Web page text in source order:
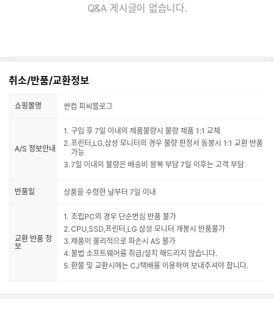
Q&A 게시글이 없습니다.
취소/반품/교환정보
쇼핑몰명 싼컴 피씨블로그
A/S 정보안내
구입 후 7일 이내의 제품불량시 불량 제품 1:1 교체
프린터,LG,삼성 모니터의 경우 불량 판정서 동봉시 1:1 교환 반품
가능
7일 이내의 불량은 배송비 왕복 부담 7일 이후는 고객 부담
반품일 상품을 수령한 날부터 7일 이내
교환 반품 정
보
조립PC의 경우 단순변심 반품 불가
CPU,SSD,프린터,LG 삼성 모니터 개봉시 반품불가
제품이 물리적으로 파손시 AS 불가
불법 소프트웨어를 취급/설치 해드리지 않습니다.
환불 및 교환시에는 CJ택배를 이용하여 보내주셔야 합니다.